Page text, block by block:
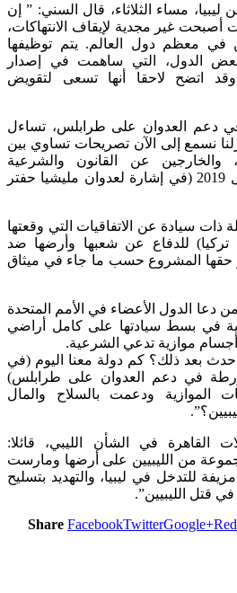
مساء الثلاثاء، قال السني: ” إن
غير مجدية لإيقاف الانتهاكات،
في معظم دول العالم. يتم توظيفها
الدول، التي ساهمت في إصدار
اتضح لاحقا أنها تسعى لتقويض
دعم العدوان على طرابلس، تساءل
نسمع إلى الآن تصريحات تساوي بين
والخارجين عن القانون والشرعية
المسؤولين عن عدوان أبريل 2019 (في إشارة لعدوان مليشيا حفتر
ذات سيادة عن الاتفاقيات التي وقعتها
للدفاع عن شعبها وأرضها ضد
حقها المشروع حسب ما جاء في ميثاق
دعا الدول الأعضاء في الأمم المتحدة
في بسط سيادتها على كامل أراضي
أجسام موازية تدعي الشرعية.
بعد ذلك؟ كم دولة معنا اليوم (في
في دعم العدوان على طرابلس)
الموازية ودعمت بالسلاح والمال
القاهرة في الشأن الليبي، قائلا:
من الليبيين على أرضها ومارست
للتدخل في ليبيا، والتهديد بتسليح
قتل الليبيين”.
Share FacebookTwitterGoogle+